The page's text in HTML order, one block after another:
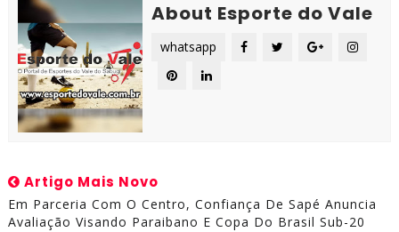
About Esporte do Vale
whatsapp
Artigo Mais Novo
Em Parceria Com O Centro, Confiança De Sapé Anuncia
Avaliação Visando Paraibano E Copa Do Brasil Sub-20